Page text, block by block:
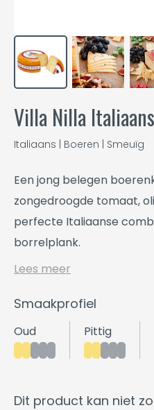
Villa Nilla
Italiaans | Boeren | Smeuïg
Een jong belegen
zongedroogde tomaat,
perfecte Italiaanse
borrelplank.
Lees meer
Smaakprofiel
Oud Pittig
Dit product kan niet